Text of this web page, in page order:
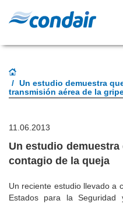
Un estudio demuestra
transmisión aérea de la
11.06.2013
Un estudio demuestra
contagio de la queja
Un reciente estudio llevado a
Estados para la Seguridad